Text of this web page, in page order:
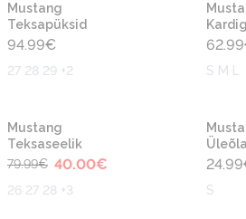
Mustang
Teksapüksid
94.99€
27 28 29 +2
62.99
S M L
-50%
Mustang
Teksaseelik
79.99€ 40.00€
26 27 28 +3
24.99
S